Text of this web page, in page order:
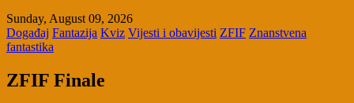
Sunday, August 09, 2026
Događaj Fantazija Kviz Vijesti i obavijesti ZFIF Znanstvena
fantastika
ZFIF Finale